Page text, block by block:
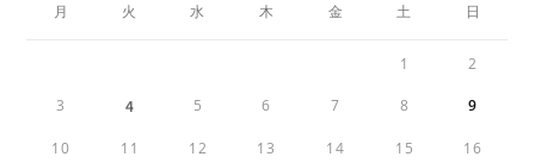
月 火 水 木 金 土 日
1 2
3 4 5 6 7 8 9
10 11 12 13 14 15 16